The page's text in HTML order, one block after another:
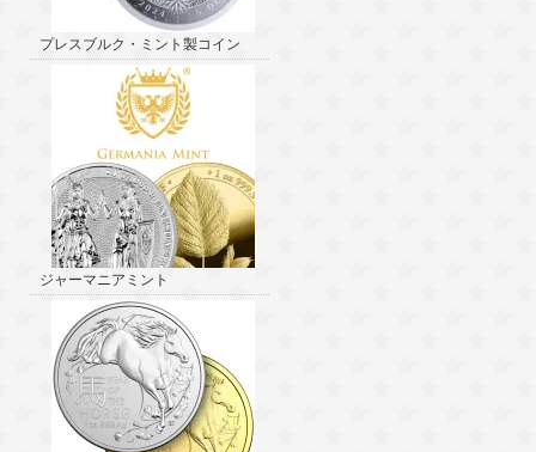
プレスブルク・ミント製コイン
ジャーマニアミント